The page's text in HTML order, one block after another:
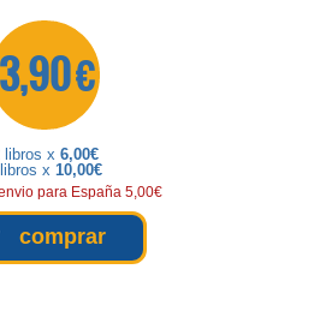
3,90 €
libros x 6,00€
x 10,00€
para España 5,00€
comprar